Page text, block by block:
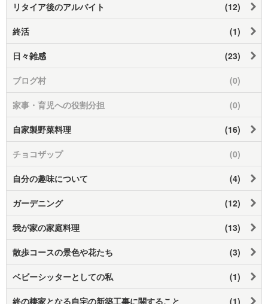
リタイア後のアルバイト (12)
終活 (1)
日々雑感 (23)
ブログ村 (0)
家事・育児への役割分担 (0)
自家製野菜料理 (16)
チョコザップ (0)
自分の趣味について (4)
ガーデニング (12)
我が家の家庭料理 (13)
散歩コースの景色や花たち (3)
ベビーシッターとしての私 (1)
終の棲家となる自宅の新築工事に関すること (1)